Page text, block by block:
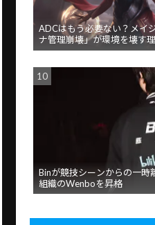
ADCはもう必要ない？メイ
ナ管理崩壊」が環境を壊す
Binが競技シーンからの一時
組織のWenboを昇格